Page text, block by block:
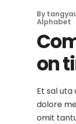
By
Alphabet
on
Et sal uta
dolore
omit